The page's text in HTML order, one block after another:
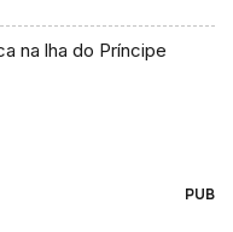
na lha do Príncipe
PUB